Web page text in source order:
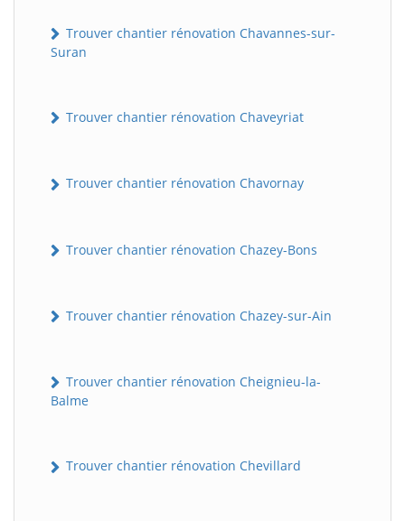
Trouver chantier rénovation Chavannes-sur-
Suran
Trouver chantier rénovation Chaveyriat
Trouver chantier rénovation Chavornay
Trouver chantier rénovation Chazey-Bons
Trouver chantier rénovation Chazey-sur-Ain
Trouver chantier rénovation Cheignieu-la-
Balme
Trouver chantier rénovation Chevillard